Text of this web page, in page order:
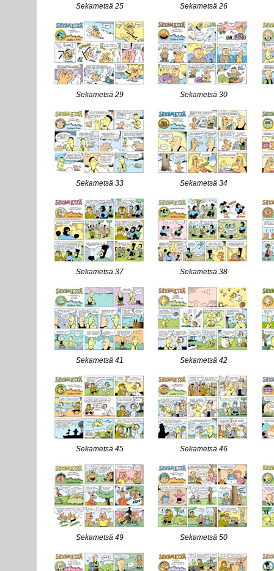
Sekametsä 25 Sekametsä 26
Sekametsä 29 Sekametsä 30
Sekametsä 33 Sekametsä 34
Sekametsä 37 Sekametsä 38
Sekametsä 41 Sekametsä 42
Sekametsä 45 Sekametsä 46
Sekametsä 49 Sekametsä 50